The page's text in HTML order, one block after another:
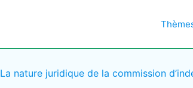
La nature juridique de la commission